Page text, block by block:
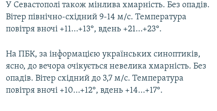
У Севастополі також мінлива хмарність. Без опадів.
Вітер північно-східний 9-14 м/с. Температура
повітря вночі +11...+13°, вдень +21...+23°.
На ПБК, за інформацією українських синоптиків,
ясно, до вечора очікується невелика хмарність. Без
опадів. Вітер східний до 3,7 м/с. Температура
повітря вночі +10...+12°, вдень +14...+17°.